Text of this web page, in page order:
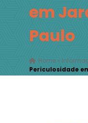
em
Paulo
Home»
Periculosidade